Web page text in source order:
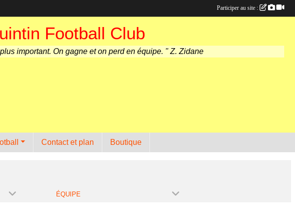
Football Club
important. On gagne et on perd en équipe. " Z. Zidane
Contact et plan Boutique
ÉQUIPE
Participer au site :